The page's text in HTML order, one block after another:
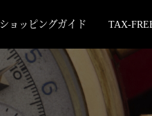
ショッピングガイド TAX-